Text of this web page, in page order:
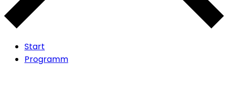
Start
Programm